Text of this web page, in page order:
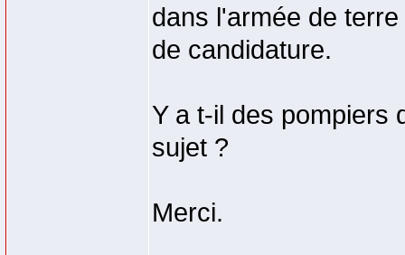
dans l'armée de
de candidature.
Y a t-il des pompiers
sujet ?
Merci.